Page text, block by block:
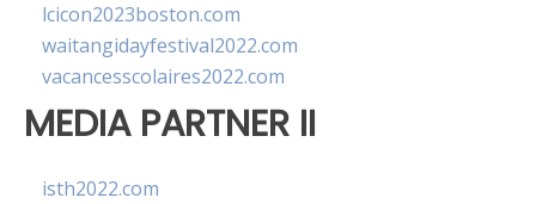
lcicon2023boston.com
waitangidayfestival2022.com
vacancesscolaires2022.com
MEDIA PARTNER II
isth2022.com